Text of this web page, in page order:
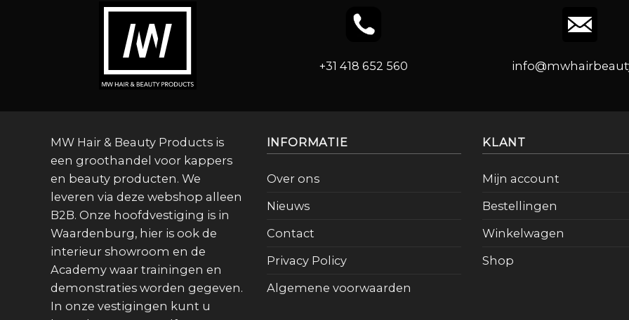
+31 418 652 560
MW Hair & Beauty Products is
een groothandel voor kappers
en beauty producten. We
leveren via deze webshop alleen
B2B. Onze hoofdvestiging is in
Waardenburg, hier is ook de
interieur showroom en de
Academy waar trainingen en
demonstraties worden gegeven.
In onze vestigingen kunt u
INFORMATIE
Over ons
Nieuws
Contact
Privacy Policy
Algemene voorwaarden
KLANT
Mijn account
Bestellingen
Winkelwagen
Shop